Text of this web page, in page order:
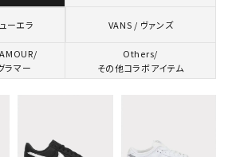
ーエラ VANS / ヴァンズ
ラマー
Others/
その他コラボアイテム